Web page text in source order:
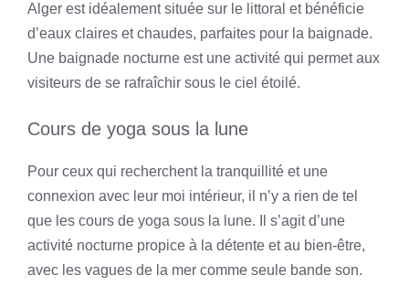
Alger est idéalement située sur le littoral et bénéficie
d’eaux claires et chaudes, parfaites pour la baignade.
Une baignade nocturne est une activité qui permet aux
visiteurs de se rafraîchir sous le ciel étoilé.
Cours de yoga sous la lune
Pour ceux qui recherchent la tranquillité et une
connexion avec leur moi intérieur, il n’y a rien de tel
que les cours de yoga sous la lune. Il s’agit d’une
activité nocturne propice à la détente et au bien-être,
avec les vagues de la mer comme seule bande son.